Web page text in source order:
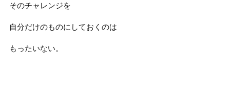
そのチャレンジを
自分だけのものにしておくのは
もったいない。